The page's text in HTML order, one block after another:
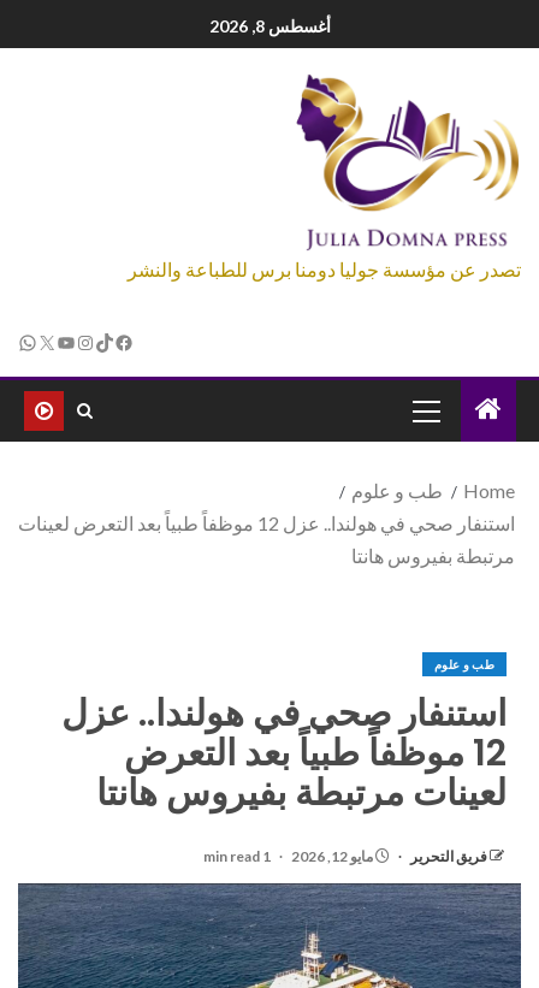
أغسطس 8, 2026
تصدر عن مؤسسة جوليا دومنا برس للطباعة والنشر
Home
طب و علوم
استنفار صحي في هولندا.. عزل 12 موظفاً طبياً بعد التعرض لعينات
مرتبطة بفيروس هانتا
طب و علوم
استنفار صحي في هولندا.. عزل
12 موظفاً طبياً بعد التعرض
لعينات مرتبطة بفيروس هانتا
فريق التحرير مايو 12, 2026 1 min read